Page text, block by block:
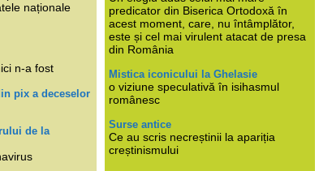
naționale
n-a fost
pix a deceselor
de la
predicator din Biserica Ortodoxă în
acest moment, care, nu întâmplător,
este și cel mai virulent atacat de presa
din România
Mistica iconicului la Ghelasie
o viziune speculativă în isihasmul
românesc
Surse antice
Ce au scris necreștinii la apariția
creștinismului